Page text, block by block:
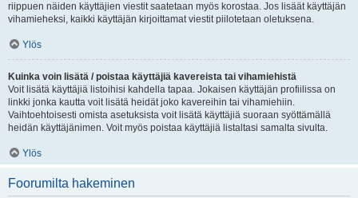
riippuen näiden käyttäjien viestit saatetaan myös korostaa. Jos lisäät käyttäjän
vihamieheksi, kaikki käyttäjän kirjoittamat viestit piilotetaan oletuksena.
Ylös
Kuinka voin lisätä / poistaa käyttäjiä kavereista tai vihamiehistä
Voit lisätä käyttäjiä listoihisi kahdella tapaa. Jokaisen käyttäjän profiilissa on
linkki jonka kautta voit lisätä heidät joko kavereihin tai vihamiehiin.
Vaihtoehtoisesti omista asetuksista voit lisätä käyttäjiä suoraan syöttämällä
heidän käyttäjänimen. Voit myös poistaa käyttäjiä listaltasi samalta sivulta.
Ylös
Foorumilta hakeminen